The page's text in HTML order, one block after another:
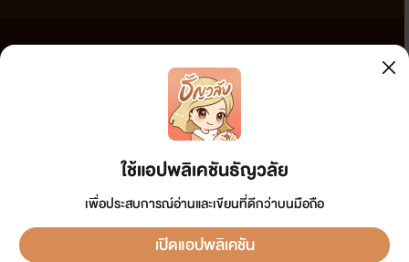
ใช้แอปพลิเคชันธัญวลัย
เพื่อประสบการณ์อ่านและเขียนที่ดีกว่าบนมือถือ
เปิดแอปพลิเคชัน
เว็บไซต์แห่งนี้ไม่ได้เห็นด้วยและไม่ขอรับผิดชอบต่อข้อความใดๆ ทั้งสิ้น ดังนั้นผู้อ่านทุกท่านโปรดใช้
วิจารณญาณในการกลั่นกรองด้วยตนเอง และหากท่านพบข้อความใดๆ ที่ขัดต่อกฎหมายและศีลธรรม
กรุณาแจ้งมาที่ tunwalai@ookbee.com เพื่อทีมงานจะได้ดำเนินการในทันที ทั้งนี้ ทางเว็บไซต์ขอสงวน
ลิขสิทธิ์ตามพระราชบัญญัติลิขสิทธิ์ (ฉบับเพิ่มเติม) พ.ศ.2558